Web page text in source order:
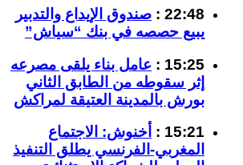
22:48 :
صندوق الإيداع والتدبير
يبيع حصصه في بنك “سياش”
15:25 :
عامل بناء يلقى مصرعه
إثر سقوطه من الطابق الثاني
بورش بالمدينة العتيقة لمراكش
15:21 :
أخنوش: الاجتماع
المغربي-الفرنسي يطلق التنفيذ